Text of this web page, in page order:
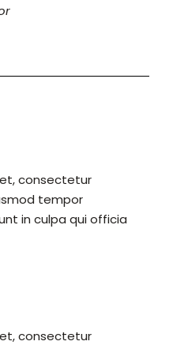
consectetur
tempor
in culpa qui officia
consectetur